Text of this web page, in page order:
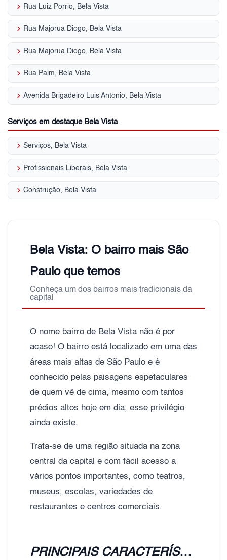
keyboard_arrow_right Rua Luiz Porrio, Bela Vista
keyboard_arrow_right Rua Majorua Diogo, Bela Vista
keyboard_arrow_right Rua Majorua Diogo, Bela Vista
keyboard_arrow_right Rua Paim, Bela Vista
keyboard_arrow_right Avenida Brigadeiro Luis Antonio, Bela Vista
Serviços em destaque Bela Vista
keyboard_arrow_right Serviços, Bela Vista
keyboard_arrow_right Profissionais Liberais, Bela Vista
keyboard_arrow_right Construção, Bela Vista
Bela Vista: O bairro mais São
Paulo que temos
Conheça um dos bairros mais tradicionais da
capital
O nome bairro de Bela Vista não é por
acaso! O bairro está localizado em uma das
áreas mais altas de São Paulo e é
conhecido pelas paisagens espetaculares
de quem vê de cima, mesmo com tantos
prédios altos hoje em dia, esse privilégio
ainda existe.
Trata-se de uma região situada na zona
central da capital e com fácil acesso a
vários pontos importantes, como teatros,
museus, escolas, variedades de
restaurantes e centros comerciais.
PRINCIPAIS CARACTERÍSTICAS DO BAIRRO BELA VISTA